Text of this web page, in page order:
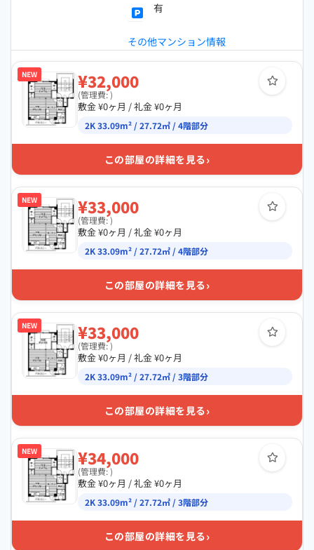
有
その他マンション情報
NEW ¥32,000
(管理費: )
敷金 ¥0ヶ月 / 礼金 ¥0ヶ月
2K 33.09m² / 27.72㎡ / 4階部分
この部屋の詳細を見る›
NEW ¥33,000
(管理費: )
敷金 ¥0ヶ月 / 礼金 ¥0ヶ月
2K 33.09m² / 27.72㎡ / 4階部分
この部屋の詳細を見る›
NEW ¥33,000
(管理費: )
敷金 ¥0ヶ月 / 礼金 ¥0ヶ月
2K 33.09m² / 27.72㎡ / 3階部分
この部屋の詳細を見る›
NEW ¥34,000
(管理費: )
敷金 ¥0ヶ月 / 礼金 ¥0ヶ月
2K 33.09m² / 27.72㎡ / 3階部分
この部屋の詳細を見る›